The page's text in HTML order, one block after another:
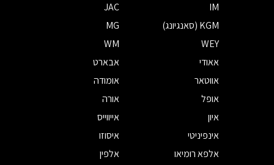
IM
JAC
KGM (סאנגיונג)
MG
WEY
WM
אאודי
אבארט
אווטאר
אומודה
אופל
אורה
איון
אייווייס
אינפיניטי
איסוזו
אלפא רומיאו
אלפין